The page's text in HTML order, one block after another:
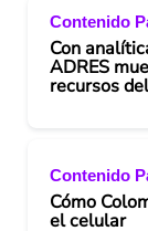
Contenido
Con
ADRES
recursos
Contenido
Cómo
el celular